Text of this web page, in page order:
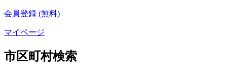
会員登録 (無料)
マイページ
市区町村検索